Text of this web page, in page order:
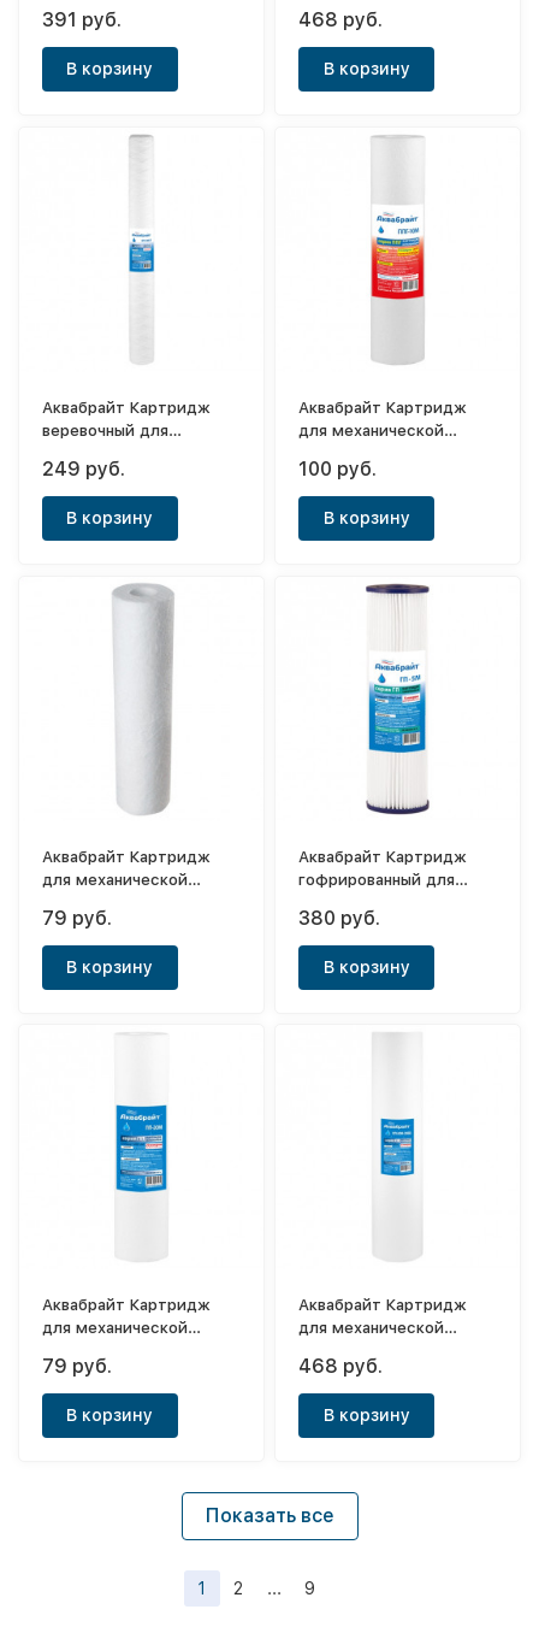
ВП-20М-10ББ
391 руб.
В корзину
20" (5мк)
468 руб.
В корзину
Аквабрайт Картридж
веревочный для
ВП-5 М-Л
249 руб.
В корзину
Аквабрайт Картридж
для механической
сердечником) Slim 10"
(10мк)
100 руб.
В корзину
Аквабрайт Картридж
для механической
(50мк)
79 руб.
В корзину
Аквабрайт Картридж
гофрированный для
воды ГП-5М
380 руб.
В корзину
Аквабрайт Картридж
для механической
(20мк)
79 руб.
В корзину
Аквабрайт Картридж
для механической
20" (20мк)
468 руб.
В корзину
Показать все
1 2 ... 9